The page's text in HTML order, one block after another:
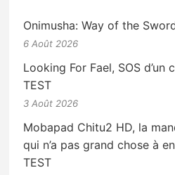
Onimusha: Way of the
6 Août 2026
Looking For Fael, SOS d’un
TEST
3 Août 2026
Mobapad Chitu2 HD, la
qui n’a pas grand chose à
TEST